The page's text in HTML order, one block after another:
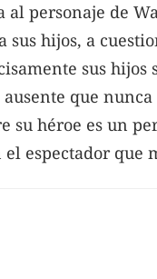
al personaje de
sus hijos, a
sus
que
su héroe es un
espectador que